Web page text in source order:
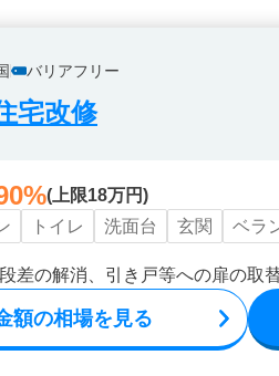
バリアフリー
宅改修
(上限18万円)
トイレ 洗面台 玄関 ベラ
差の解消、引き戸等への扉の取
額の相場を見る